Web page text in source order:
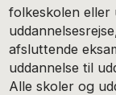
folkeskolen eller
afsluttende
uddannelse til
Alle skoler og